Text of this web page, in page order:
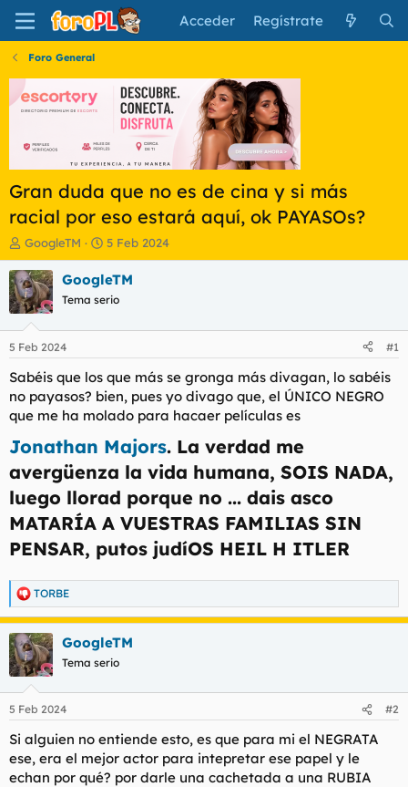
Acceder Regístrate
Foro General
Gran duda que no es de cina y si más
racial por eso estará aquí, ok PAYASOs?
I
n
i
c
i
a
d
o
r
e
l
e
m
GoogleTM
F
e
c
a
i
n
i
c
i
o
5 Feb 2024
GoogleTM
Tema serio
5 Feb 2024 #1
Sabéis que los que más se gronga más divagan, lo sabéis
no payasos? bien, pues yo divago que, el ÚNICO NEGRO
que me ha molado para hacaer películas es
Jonathan Majors. La verdad me
avergüenza la vida humana, SOIS NADA,
luego llorad porque no ... dais asco
MATARÍA A VUESTRAS FAMILIAS SIN
PENSAR, putos judíOS HEIL H ITLER​
R
e
a
c
c
i
e
s
:
TORBE
GoogleTM
Tema serio
5 Feb 2024 #2
Si alguien no entiende esto, es que para mi el NEGRATA
ese, era el mejor actor para intepretar ese papel y le
echan por qué? por darle una cachetada a una RUBIA